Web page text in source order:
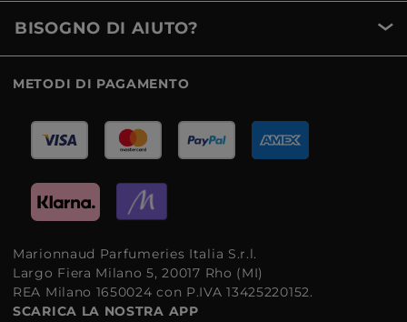
BISOGNO DI AIUTO?
METODI DI PAGAMENTO
Marionnaud Parfumeries Italia S.r.l.
Largo Fiera Milano 5, 20017 Rho (MI)
REA Milano 1650024 con P.IVA 13425220152.
SCARICA LA NOSTRA APP